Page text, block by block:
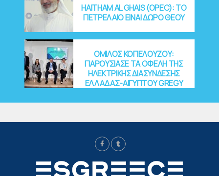
HAITHAM AL GHAIS (OPEC): ΤΟ
ΠΕΤΡΕΛΑΙΟ ΕΙΝΑΙ ΔΩΡΟ ΘΕΟΥ
ΟΜΙΛΟΣ ΚΟΠΕΛΟΥΖΟΥ:
ΠΑΡΟΥΣΙΑΣΕ ΤΑ ΟΦΕΛΗ ΤΗΣ
ΗΛΕΚΤΡΙΚΗΣ ΔΙΑΣΥΝΔΕΣΗΣ
ΕΛΛΑΔΑΣ-ΑΙΓΥΠΤΟΥ GREGY